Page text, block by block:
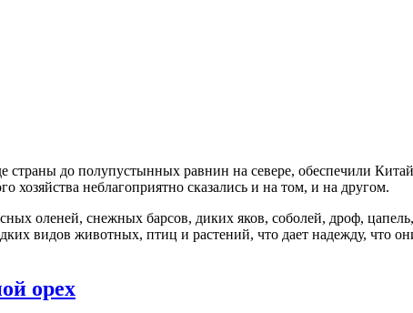
страны до полупустынных равнин на севере, обеспечили
хозяйства неблагоприятно сказались и на том, и на другом.
оленей, снежных барсов, диких яков, соболей, дроф,
видов животных, птиц и растений, что дает надежду, что
орех